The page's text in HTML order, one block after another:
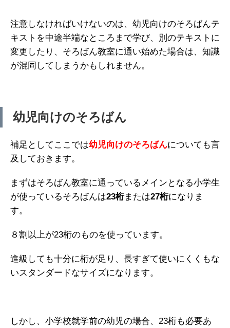
注意しなければいけないのは、幼児向けのそろばんテ
キストを中途半端なところまで学び、別のテキストに
変更したり、そろばん教室に通い始めた場合は、知識
が混同してしまうかもしれません。
幼児向けのそろばん
補足としてここでは幼児向けのそろばんについても言
及しておきます。
まずはそろばん教室に通っているメインとなる小学生
が使っているそろばんは23桁または27桁になりま
す。
８割以上が23桁のものを使っています。
進級しても十分に桁が足り、長すぎて使いにくくもな
いスタンダードなサイズになります。
しかし、小学校就学前の幼児の場合、23桁も必要あ